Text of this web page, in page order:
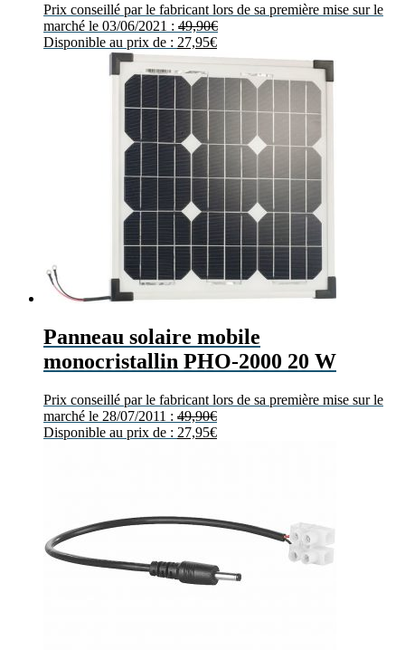
Prix conseillé par le fabricant lors de sa première mise sur le
marché le 03/06/2021 : 49,90€
Disponible au prix de : 27,95€
Panneau solaire mobile
monocristallin PHO-2000 20 W
Prix conseillé par le fabricant lors de sa première mise sur le
marché le 28/07/2011 : 49,90€
Disponible au prix de : 27,95€